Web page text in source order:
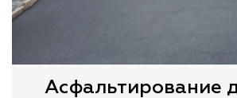
Асфальтирование